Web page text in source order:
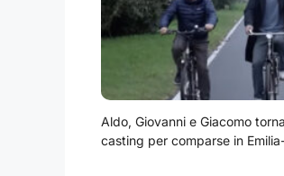
Aldo, Giovanni e Giacomo
casting per comparse in